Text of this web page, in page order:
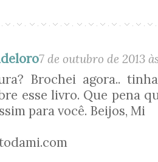
7 de outubro de 2013
Brochei agora..
esse livro. Que pena
para você. Beijos, Mi